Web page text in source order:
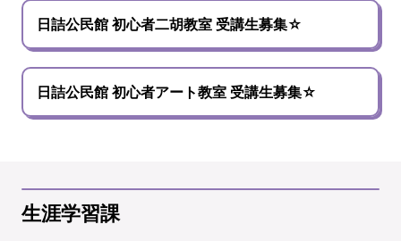
日詰公民館 初心者二胡教室 受講生募集☆
日詰公民館 初心者アート教室 受講生募集☆
生涯学習課